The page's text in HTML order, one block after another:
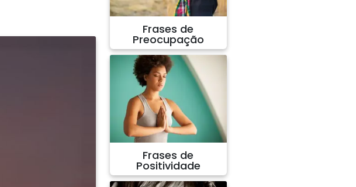
Frases de
Preocupação
Frases de
Positividade